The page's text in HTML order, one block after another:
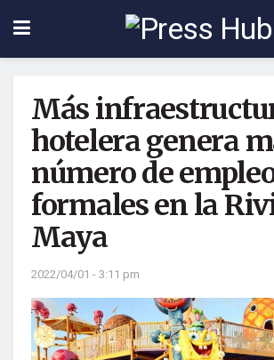
Más
hotelera genera
número de
formales en la
Maya
2022/04/01 - 3:11 pm